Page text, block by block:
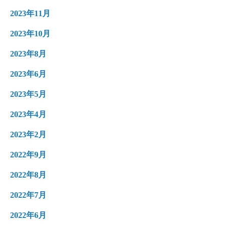
2023年11月
2023年10月
2023年8月
2023年6月
2023年5月
2023年4月
2023年2月
2022年9月
2022年8月
2022年7月
2022年6月